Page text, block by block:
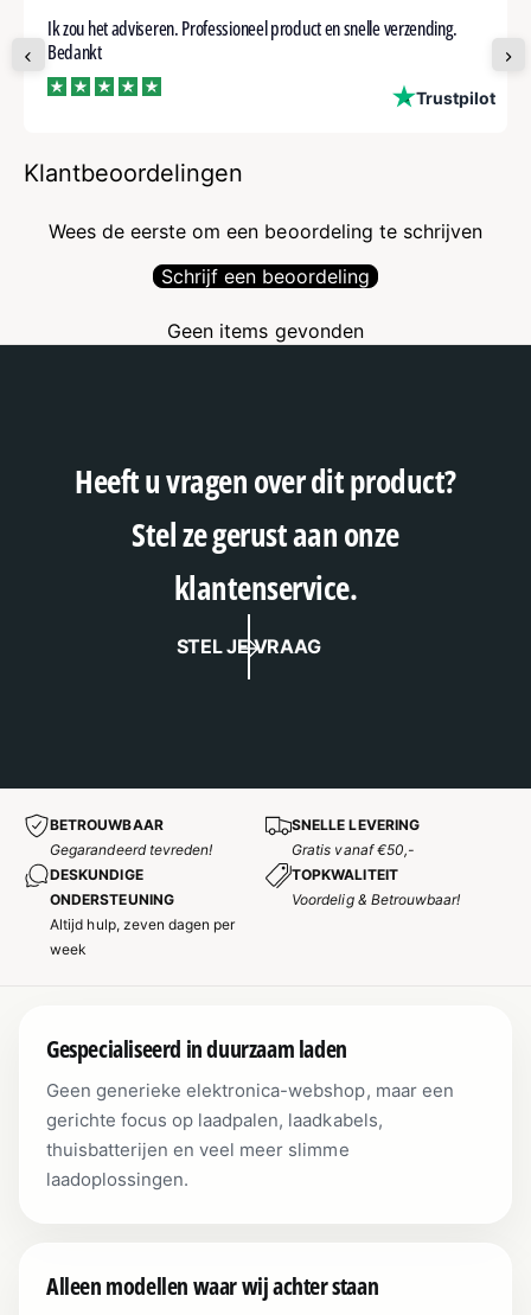
Ik zou het adviseren. Professioneel product en snelle verzending.
Bedankt
Trustpilot
Klantbeoordelingen
Wees de eerste om een beoordeling te schrijven
Schrijf een beoordeling
Geen items gevonden
Heeft u vragen over dit product?
Stel ze gerust aan onze
klantenservice.
STEL JE VRAAG
BETROUWBAAR
Gegarandeerd tevreden!
SNELLE LEVERING
Gratis vanaf €50,-
DESKUNDIGE
ONDERSTEUNING
Altijd hulp, zeven dagen per
week
TOPKWALITEIT
Voordelig & Betrouwbaar!
Gespecialiseerd in duurzaam laden
Geen generieke elektronica-webshop, maar een
gerichte focus op laadpalen, laadkabels,
thuisbatterijen en veel meer slimme
laadoplossingen.
Alleen modellen waar wij achter staan